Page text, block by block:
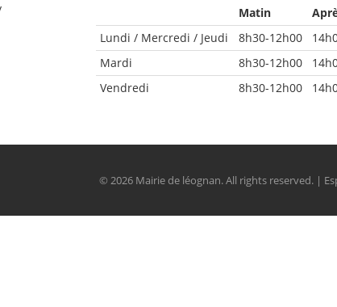
Matin
Lundi / Mercredi / Jeudi
8h30-12h00
Mardi
8h30-12h00
Vendredi
8h30-12h00
© 2026 Mairie de léognan. All rights reserved. |